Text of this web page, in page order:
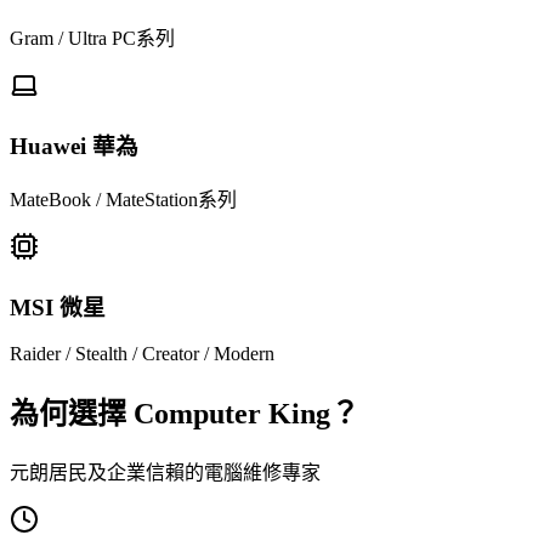
Gram / Ultra PC系列
Huawei 華為
MateBook / MateStation系列
MSI 微星
Raider / Stealth / Creator / Modern
為何選擇 Computer King？
元朗居民及企業信賴的電腦維修專家